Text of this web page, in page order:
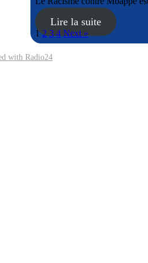
Lire la suite
1 2 3 4 Next »
with Radio24